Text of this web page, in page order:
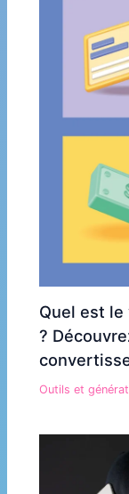
Quel est le
?
Outils et